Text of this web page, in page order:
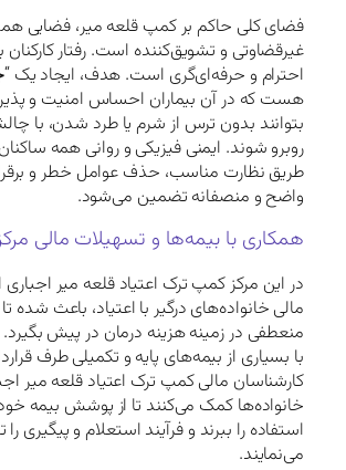
فضای کلی حاکم بر کمپ قلعه میر، فضایی
غیرقضاوتی و تشویق‌کننده است. رفتار کارکنان
احترام و حرفه‌ای‌گری است. هدف، ایجاد یک “
هست که در آن بیماران احساس امنیت و
بتوانند بدون ترس از شرم یا طرد شدن، با
روبرو شوند. ایمنی فیزیکی و روانی همه ساکنان
طریق نظارت مناسب، حذف عوامل خطر و
واضح و منصفانه تضمین می‌شود.
همکاری با بیمه‌ها و تسهیلات مالی
در این مرکز کمپ ترک اعتیاد قلعه میر
مالی خانواده‌های درگیر با اعتیاد، باعث
منعطفی در زمینه هزینه درمان در پیش
با بسیاری از بیمه‌های پایه و تکمیلی طرف
کارشناسان مالی کمپ ترک اعتیاد قلعه میر
خانواده‌ها کمک می‌کنند تا از پوشش بیمه
استفاده را ببرند و فرآیند استعلام و پیگیری
می‌نمایند.